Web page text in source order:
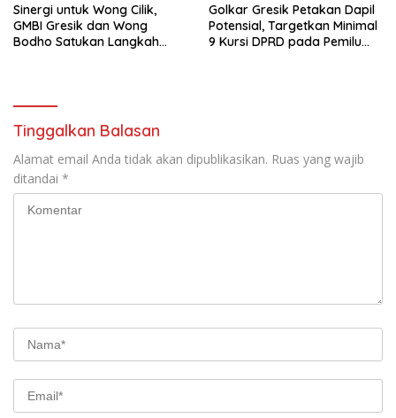
Sinergi untuk Wong Cilik,
GMBI Gresik dan Wong
Bodho Satukan Langkah
Golkar Gresik Petakan Dapil
Potensial, Targetkan Minimal
9 Kursi DPRD pada Pemilu
Tinggalkan Balasan
Alamat email Anda tidak akan dipublikasikan. Ruas yang wajib
ditandai *